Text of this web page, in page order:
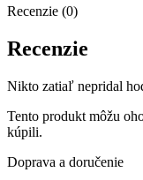
Recenzie (0)
Recenzie
Nikto zatiaľ nepridal
Tento produkt môžu
kúpili.
Doprava a doručenie